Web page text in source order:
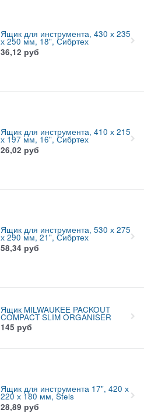
Ящик для инструмента, 430 х 235
х 250 мм, 18", Сибртех
36,12 руб
Ящик для инструмента, 410 х 215
х 197 мм, 16", Сибртех
26,02 руб
Ящик для инструмента, 530 х 275
х 290 мм, 21", Сибртех
58,34 руб
Ящик MILWAUKEE PACKOUT
COMPACT SLIM ORGANISER
145 руб
Ящик для инструмента 17", 420 х
220 х 180 мм, Stels
28,89 руб